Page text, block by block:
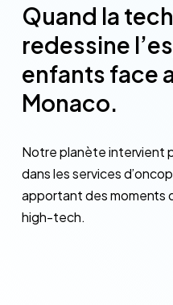
Quand la
redessine
enfants face
Monaco.
Notre planète intervient
dans les services
apportant des moments
high-tech.